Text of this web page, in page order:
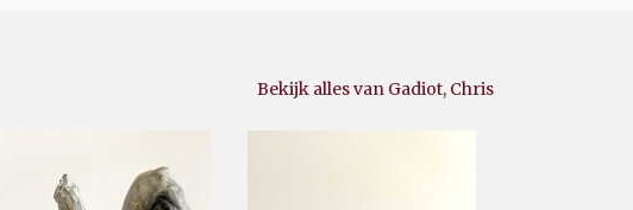
Bekijk alles van Gadiot, Chris